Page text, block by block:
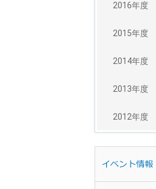
2016年度
2015年度
2014年度
2013年度
2012年度